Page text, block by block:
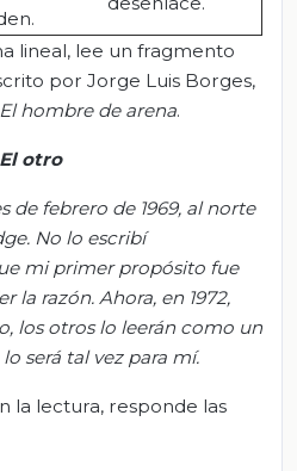
lineal, lee un fragmento
por Jorge Luis Borges,
El hombre de arena.
El otro
de febrero de 1969, al norte
No lo escribí
mi primer propósito fue
la razón. Ahora, en 1972,
los otros lo leerán como un
será tal vez para mí.
la lectura, responde las